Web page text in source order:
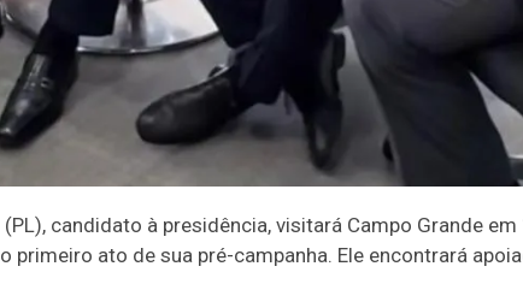
candidato à presidência, visitará Campo Grande
primeiro ato de sua pré-campanha. Ele encontrará